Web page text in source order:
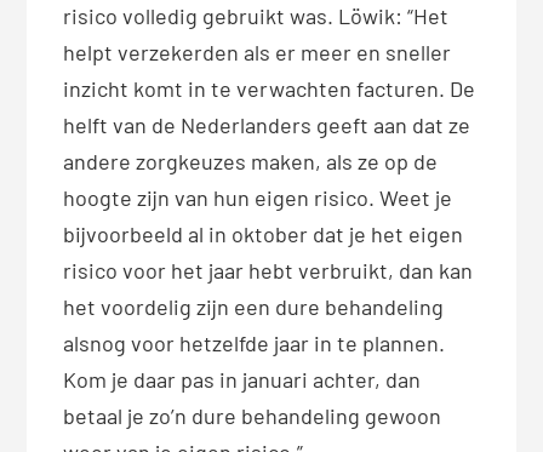
risico volledig gebruikt was. Löwik: “Het
helpt verzekerden als er meer en sneller
inzicht komt in te verwachten facturen. De
helft van de Nederlanders geeft aan dat ze
andere zorgkeuzes maken, als ze op de
hoogte zijn van hun eigen risico. Weet je
bijvoorbeeld al in oktober dat je het eigen
risico voor het jaar hebt verbruikt, dan kan
het voordelig zijn een dure behandeling
alsnog voor hetzelfde jaar in te plannen.
Kom je daar pas in januari achter, dan
betaal je zo’n dure behandeling gewoon